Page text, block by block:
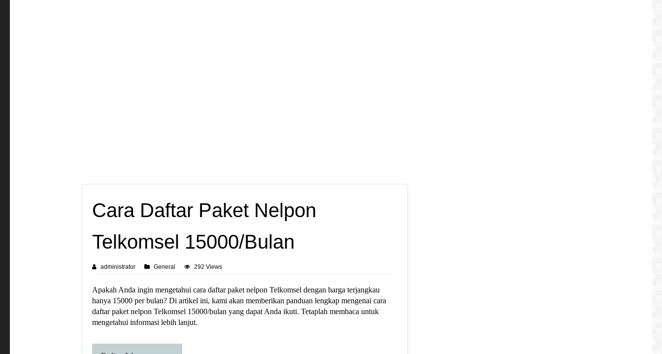
Cara Daftar Paket Nelpon
Telkomsel 15000/Bulan
administrator General 292 Views
Apakah Anda ingin mengetahui cara daftar paket nelpon Telkomsel dengan harga terjangkau
hanya 15000 per bulan? Di artikel ini, kami akan memberikan panduan lengkap mengenai cara
daftar paket nelpon Telkomsel 15000/bulan yang dapat Anda ikuti. Tetaplah membaca untuk
mengetahui informasi lebih lanjut.